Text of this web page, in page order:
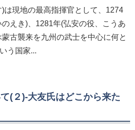
は現地の最高指揮官として、1274
えき)、1281年(弘安の役、こうあ
古襲来を九州の武士を中心に何と
う国家...
(２)-大友氏はどこから来た